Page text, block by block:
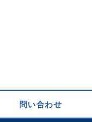
問い合わせ